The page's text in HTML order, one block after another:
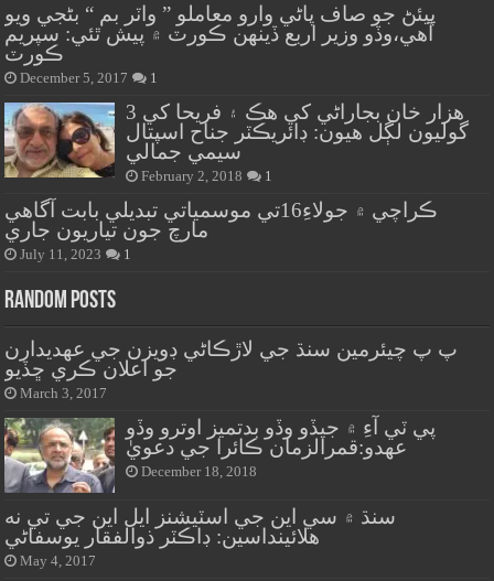
پيئڻ جو صاف پاڻي وارو معاملو ” واٽر بم “ بڻجي ويو
آهي،وڏو وزير اربع ڏينهن ڪورٽ ۾ پيش ٿئي: سپريم
ڪورٽ
December 5, 2017 1
هزار خان بجاراڻي کي هڪ ۽ فريحا کي 3
گوليون لڳل هيون: ڊائريڪٽر جناح اسپتال
سيمي جمالي
February 2, 2018 1
ڪراچي ۾ جولاءِ16تي موسمياتي تبديلي بابت آگاهي
مارچ جون تياريون جاري
July 11, 2023 1
Random Posts
پ پ چيئرمين سنڌ جي لاڙڪاڻي ڊويزن جي عهديدارن
جو اعلان ڪري ڇڏيو
March 3, 2017
پي ٽي آءِ ۾ جيڏو وڏو بدتميز اوترو وڏو
عهدو:قمرالزمان ڪائرا جي دعويٰ
December 18, 2018
سنڌ ۾ سي اين جي اسٽيشنز ايل اين جي تي نه
هلائينداسين: ڊاڪٽر ذوالفقار يوسفاڻي
May 4, 2017